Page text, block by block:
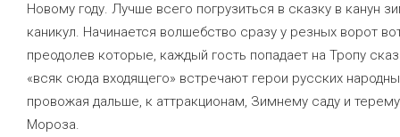
Новому году. Лучше всего погрузиться в сказку в канун
каникул. Начинается волшебство сразу у резных ворот
преодолев которые, каждый гость попадает на Тропу
«всяк сюда входящего» встречают герои русских
провожая дальше, к аттракционам, Зимнему саду и
Мороза.